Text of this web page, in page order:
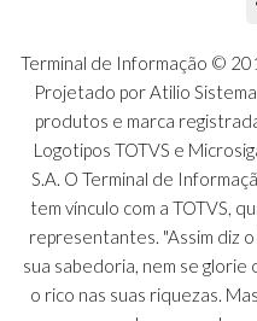
A1U - Intermediadores
A1V - Schemas - Gestao de
A1W - Campos do Schema
A1X - CFDI Complemento
A1Y - Carta Porte -
A1Z - Carta Porte -
A20 - Nota Explicativa - PCO
A21 - FONTES FINANC.PPA
A22 - Itens Fontes
A23 - Inflacao para metas
Terminal de Informação ©
Projetado por Atilio
produtos e marca
Logotipos TOTVS e
S.A. O Terminal de
tem vínculo com a TOTVS,
representantes. "Assim diz
sua sabedoria, nem se
o rico nas suas riquezas.